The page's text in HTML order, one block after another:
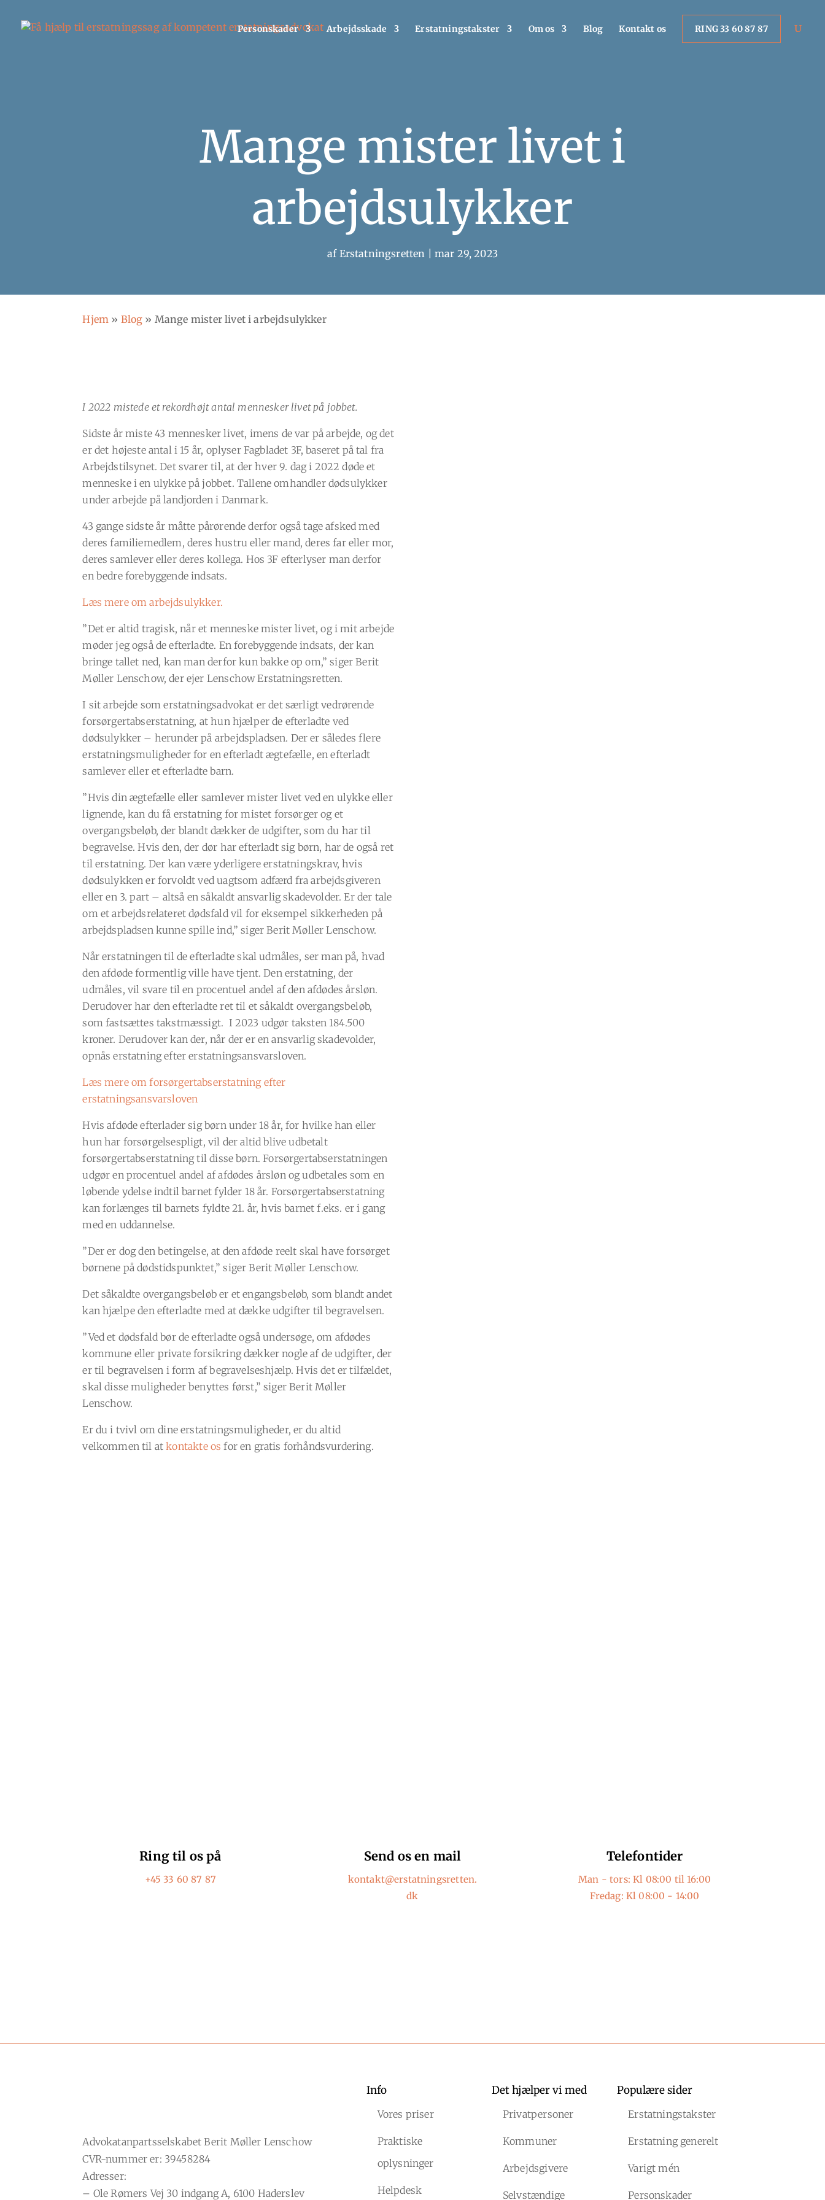
Personskader Arbejdsskade Erstatningstakster Om os Blog Kontakt os RING 33 60 87 87
Mange mister livet i
arbejdsulykker
af Erstatningsretten mar 29, 2023
Hjem » Blog » Mange mister livet i arbejdsulykker
I 2022 mistede et rekordhøjt antal mennesker livet på jobbet.
Sidste år miste 43 mennesker livet, imens de var på arbejde, og det
er det højeste antal i 15 år, oplyser Fagbladet 3F, baseret på tal fra
Arbejdstilsynet. Det svarer til, at der hver 9. dag i 2022 døde et
menneske i en ulykke på jobbet. Tallene omhandler dødsulykker
under arbejde på landjorden i Danmark.
43 gange sidste år måtte pårørende derfor også tage afsked med
deres familiemedlem, deres hustru eller mand, deres far eller mor,
deres samlever eller deres kollega. Hos 3F efterlyser man derfor
en bedre forebyggende indsats.
Læs mere om arbejdsulykker.
”Det er altid tragisk, når et menneske mister livet, og i mit arbejde
møder jeg også de efterladte. En forebyggende indsats, der kan
bringe tallet ned, kan man derfor kun bakke op om,” siger Berit
Møller Lenschow, der ejer Lenschow Erstatningsretten.
I sit arbejde som erstatningsadvokat er det særligt vedrørende
forsørgertabserstatning, at hun hjælper de efterladte ved
dødsulykker – herunder på arbejdspladsen. Der er således flere
erstatningsmuligheder for en efterladt ægtefælle, en efterladt
samlever eller et efterladte barn.
”Hvis din ægtefælle eller samlever mister livet ved en ulykke eller
lignende, kan du få erstatning for mistet forsørger og et
overgangsbeløb, der blandt dækker de udgifter, som du har til
begravelse. Hvis den, der dør har efterladt sig børn, har de også ret
til erstatning. Der kan være yderligere erstatningskrav, hvis
dødsulykken er forvoldt ved uagtsom adfærd fra arbejdsgiveren
eller en 3. part – altså en såkaldt ansvarlig skadevolder. Er der tale
om et arbejdsrelateret dødsfald vil for eksempel sikkerheden på
arbejdspladsen kunne spille ind,” siger Berit Møller Lenschow.
Når erstatningen til de efterladte skal udmåles, ser man på, hvad
den afdøde formentlig ville have tjent. Den erstatning, der
udmåles, vil svare til en procentuel andel af den afdødes årsløn.
Derudover har den efterladte ret til et såkaldt overgangsbeløb,
som fastsættes takstmæssigt. I 2023 udgør taksten 184.500
kroner. Derudover kan der, når der er en ansvarlig skadevolder,
opnås erstatning efter erstatningsansvarsloven.
Læs mere om forsørgertabserstatning efter
erstatningsansvarsloven
Hvis afdøde efterlader sig børn under 18 år, for hvilke han eller
hun har forsørgelsespligt, vil der altid blive udbetalt
forsørgertabserstatning til disse børn. Forsørgertabserstatningen
udgør en procentuel andel af afdødes årsløn og udbetales som en
løbende ydelse indtil barnet fylder 18 år. Forsørgertabserstatning
kan forlænges til barnets fyldte 21. år, hvis barnet f.eks. er i gang
med en uddannelse.
”Der er dog den betingelse, at den afdøde reelt skal have forsørget
børnene på dødstidspunktet,” siger Berit Møller Lenschow.
Det såkaldte overgangsbeløb er et engangsbeløb, som blandt andet
kan hjælpe den efterladte med at dække udgifter til begravelsen.
”Ved et dødsfald bør de efterladte også undersøge, om afdødes
kommune eller private forsikring dækker nogle af de udgifter, der
er til begravelsen i form af begravelseshjælp. Hvis det er tilfældet,
skal disse muligheder benyttes først,” siger Berit Møller
Lenschow.
Er du i tvivl om dine erstatningsmuligheder, er du altid
velkommen til at kontakte os for en gratis forhåndsvurdering.
Ring til os på
+45 33 60 87 87
Send os en mail
kontakt@erstatningsretten.
dk
Telefontider
Man - tors: Kl 08:00 til 16:00
Fredag: Kl 08:00 - 14:00
Advokatanpartsselskabet Berit Møller Lenschow
CVR-nummer er: 39458284
Adresser:
– Ole Rømers Vej 30 indgang A, 6100 Haderslev
Info
Vores priser
Praktiske
oplysninger
Helpdesk
Det hjælper vi med
Privatpersoner
Kommuner
Arbejdsgivere
Selvstændige
Populære sider
Erstatningstakster
Erstatning generelt
Varigt mén
Personskader